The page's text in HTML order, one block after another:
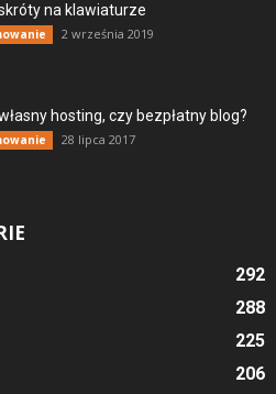
na klawiaturze
2 września 2019
hosting, czy bezpłatny blog?
28 lipca 2017
292
288
225
206